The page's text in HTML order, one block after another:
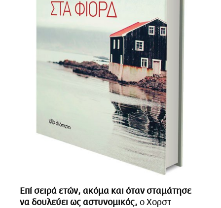
Επί σειρά ετών, ακόμα και όταν σταμάτησε
να δουλεύει ως αστυνομικός, ο Χορστ